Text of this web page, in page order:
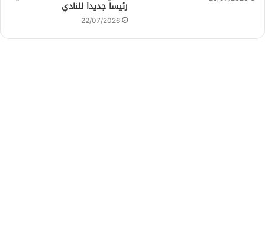
رئيسا جديدا للنادي
22/07/2026